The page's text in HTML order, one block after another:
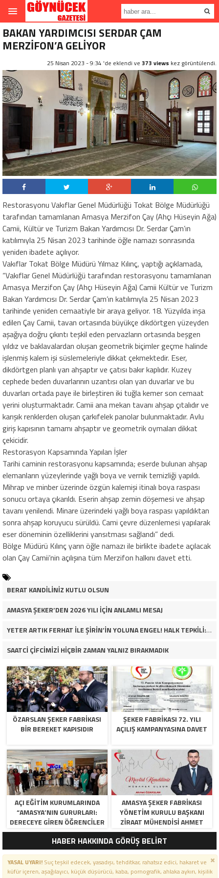
BAKAN YARDIMCISI SERDAR ÇAM
MERZİFON’A GELİYOR
25 Nisan 2023 - 9:34 'de eklendi ve 373 views kez görüntülendi.
Restorasyonu Vakıflar Genel Müdürlüğü Tokat Bölge Müdürlüğü
tarafından tamamlanan Amasya Merzifon Çay (Ahçı Hüseyin Ağa)
Camii, Kültür ve Turizm Bakan Yardımcısı Dr. Serdar Çam’ın
katılımıyla 25 Nisan 2023 tarihinde öğle namazı sonrasında
yeniden ibadete açılıyor.
Vakıflar Tokat Bölge Müdürü Yılmaz Kılınç, yaptığı açıklamada,
“Vakıflar Genel Müdürlüğü tarafından restorasyonu tamamlanan
Amasya Merzifon Çay (Ahçı Hüseyin Ağa) Camii Kültür ve Turizm
Bakan Yardımcısı Dr. Serdar Çam’ın katılımıyla 25 Nisan 2023
tarihinde yeniden cemaatiyle bir araya geliyor. 18. Yüzyılda inşa
edilen Çay Camii, tavan ortasında büyükçe dikdörtgen yüzeyden
aşağıya doğru çıkıntı teşkil eden pervazların ortasında beşgen
yıldız ve baklavalardan oluşan geometrik biçimler geçme halinde
işlenmiş kalem işi süslemeleriyle dikkat çekmektedir. Eser,
dikdörtgen planlı yarı ahşaptır ve çatısı bakır kaplıdır. Kuzey
cephede beden duvarlarının uzantısı olan yan duvarlar ve bu
duvarları ortada paye ile birleştiren iki tuğla kemer son cemaat
yerini oluşturmaktadır. Camii ana mekan tavanı ahşap çıtalıdır ve
karışık renklerden oluşan çarkıfelek panolar bulunmaktadır. Avlu
giriş kapısının tamamı ahşaptır ve geometrik oymaları dikkat
çekicidir.
Restorasyon Kapsamında Yapılan İşler
Tarihi caminin restorasyonu kapsamında; eserde bulunan ahşap
elemanların yüzeylerinde yağlı boya ve vernik temizliği yapıldı.
Mihrap ve minber üzerinde özgün kalemişi itinalı boya raspası
sonucu ortaya çıkarıldı. Eserin ahşap zemin döşemesi ve ahşap
tavanı yenilendi. Minare üzerindeki yağlı boya raspası yapıldıktan
sonra ahşap koruyucu sürüldü. Cami çevre düzenlemesi yapılarak
eser döneminin özelliklerini yansıtması sağlandı” dedi.
Bölge Müdürü Kılınç yarın öğle namazı ile birlikte ibadete açılacak
olan Çay Camii’nin açılışına tüm Merzifon halkını davet etti.
BERAT KANDİLİNİZ KUTLU OLSUN
AMASYA ŞEKER’DEN 2026 YILI İÇİN ANLAMLI MESAJ
YETER ARTIK FERHAT İLE ŞİRİN’İN YOLUNA ENGEL! HALK TEPKİLİ: “YOLU KAPATMAK ÇÖZÜM DEĞİL, GÖREVİNİ YAP!”
SAATCİ ÇİFCİMİZİ HİÇBİR ZAMAN YALNIZ BIRAKMADIK
ÖZARSLAN ŞEKER FABRİKASI
BİR BEREKET KAPISIDIR
ŞEKER FABRİKASI 72. YILI
AÇILIŞ KAMPANYASINA DAVET
AÇI EĞİTİM KURUMLARINDA
“AMASYA’NIN GURURLARI:
DERECEYE GIREN ÖĞRENCILER
İÇIN ANLAMLI TÖREN”
AMASYA ŞEKER FABRIKASI
YÖNETIM KURULU BAŞKANI
ZIRAAT MÜHENDISI AHMET
ÖZARSLAN’IN MEVLID KANDILI
MESAJI
HABER HAKKINDA GÖRÜŞ BELİRT
YASAL UYARI!Suç teşkil edecek, yasadışı, tehditkar, rahatsız edici, hakaret ve
küfür içeren, aşağılayıcı, küçük düşürücü, kaba, pornografik, ahlaka aykırı, kişilik